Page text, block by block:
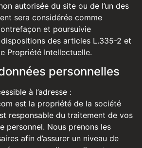
autorisée du site ou de l’un des
sera considérée comme
et poursuivie
des articles L.335-2 et
Propriété Intellectuelle.
personnelles
à l’adresse :
est la propriété de la société
responsable du traitement de vos
personnel. Nous prenons les
afin d’assurer un niveau de